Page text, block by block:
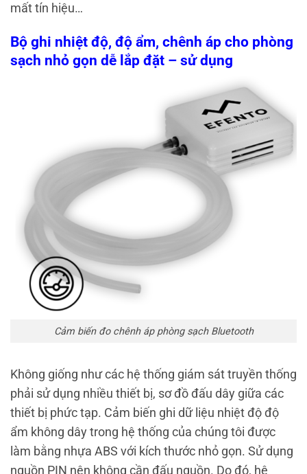
mất tín hiệu…
Bộ ghi nhiệt độ, độ ẩm, chênh áp cho phòng
sạch nhỏ gọn dễ lắp đặt – sử dụng
Cảm biến đo chênh áp phòng sạch Bluetooth
Không giống như các hệ thống giám sát truyền thống
phải sử dụng nhiều thiết bị, sơ đồ đấu dây giữa các
thiết bị phức tạp. Cảm biến ghi dữ liệu nhiệt độ độ
ẩm không dây trong hệ thống của chúng tôi được
làm bằng nhựa ABS với kích thước nhỏ gọn. Sử dụng
nguồn PIN nên không cần đấu nguồn. Do đó, hệ